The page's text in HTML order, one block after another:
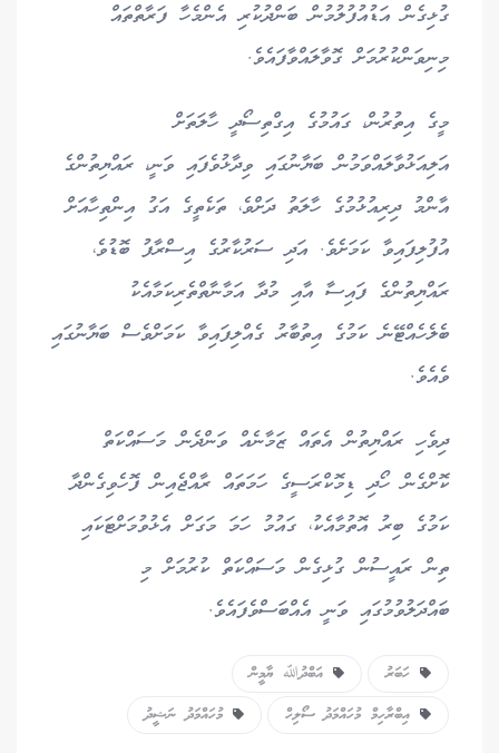
ގުޅިގެން އަޑުއުފުލުމުން ބަންދުކުރި އެންމެހާ ފަރާތްތައް
މިނިވަންކުރުމަށް ގޮވާލައްވާފައެވެ.
މީގެ އިތުރުން، ގައުމުގެ އިގްތިސޯދީ ހާލަތަށް
އަލިއަޅުވާލައްވަމުން ބަޔާނުގައި ވިދާޅުވެފައި ވަނީ، ރައްޔިތުންގެ
އާންމު ދިރިއުޅުމުގެ ހާލަތު ދަށްވެ، ތަކެތީގެ އަގު އިންތިހާއަށް
އުފުލިފައިވާ ކަމަށެވެ. އަދި ސަރުކާރުގެ އިސްރާފު ބޮޑުވެ،
ރައްޔިތުންގެ ފައިސާ އާއި މުދާ އަމާނާތްތެރިކަމާއެކު
ބެލެހެއްޓޭނެ ކަމުގެ އިތުބާރު ގެއްލިފައިވާ ކަމަށްވެސް ބަޔާނުގައި
ވެއެވެ.
ދިވެހި ރައްޔިތުން އެތައް ޒަމާނެއް ވަންދެން މަސައްކަތް
ކޮށްގެން ހޯދި ޑިމޮކްރަސީގެ ހަމަތައް ރާއްޖެއިން ފޮހެވިގެންދާ
ކަމުގެ ބިރު އޮތުމާއެކު، ގައުމު ހަމަ މަގަށް އެޅުވުމަށްޓަކައި
ތިން ރައީސުން ގުޅިގެން މަސައްކަތް ކުރުމަށް މި
ބައްދަލުވުމުގައި ވަނީ އެއްބަސްވެފައެވެ.
ހަބަރު
އަބްދުﷲ ޔާމީން
އިބްރާހިމް މުހައްމަދު ސޯލިހް
މުހައްމަދު ނަޝީދު